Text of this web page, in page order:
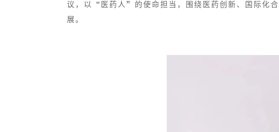
议，以“医药人”的使命担当，围绕医药创新、国际化
展。